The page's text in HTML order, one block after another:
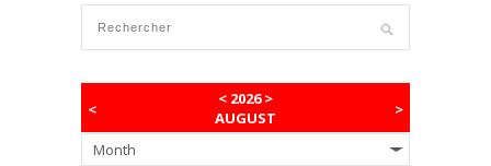
<
< 2026>
AUGUST
>
Month